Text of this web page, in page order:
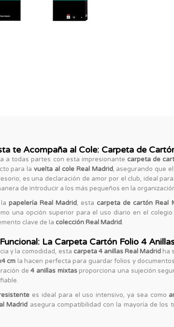
te Acompaña al Cole: Carpeta de
a todas partes con esta impresionante carpeta de
para lavuelta al cole Real Madrid, asegurando que
es una declaración de amor por el club, ideal
de introducir a los más pequeños en la
lapapelería Real Madrid, esta carpeta de cartón Real
una opción superior para el uso diario en el
clave de la colección Real Madrid.
La Carpeta Cartón Folio 4
y la comodidad, esta carpeta 4 anillas Real Madridha
cm la hacen perfecta para guardar folios y
de4 anillas mixtasproporciona una sujeción
es ideal para el uso intensivo, ya sea como
Madrid asegura compatibilidad con la mayoría de